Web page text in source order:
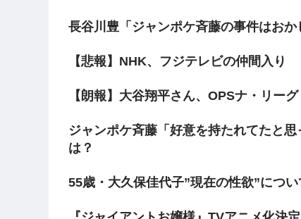
長谷川豊「ジャンポケ斉藤の事件はおか
【悲報】NHK、フジテレビの仲間入り
【朗報】大谷翔平さん、OPSナ・リー
ジャンポケ斉藤「好意を持たれてたと
は？
55歳・大久保佳代子”現在の性欲”につ